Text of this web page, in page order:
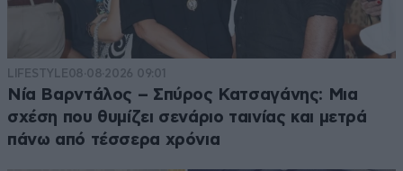
LIFESTYLE08·08·2026 09:01
Νία Βαρντάλος – Σπύρος Κατσαγάνης: Μια
σχέση που θυμίζει σενάριο ταινίας και μετρά
πάνω από τέσσερα χρόνια